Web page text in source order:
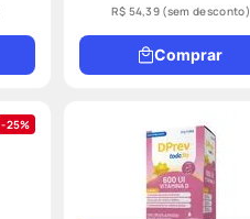
R$ 54,39 (sem desconto)
Comprar
25%